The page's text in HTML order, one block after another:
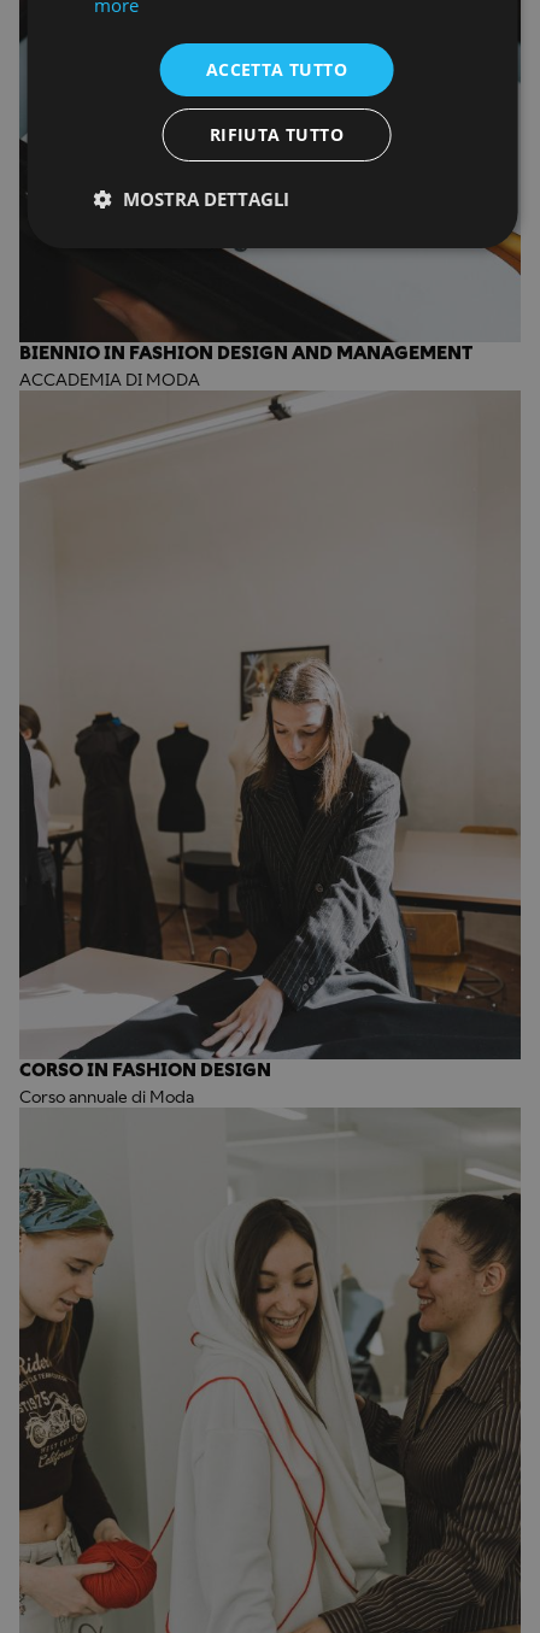
BIENNIO IN FASHION DESIGN AND MANAGEMENT
ACCADEMIA DI MODA
CORSO IN FASHION DESIGN
Corso annuale di Moda
more
ACCETTA TUTTO
RIFIUTA TUTTO
MOSTRA DETTAGLI